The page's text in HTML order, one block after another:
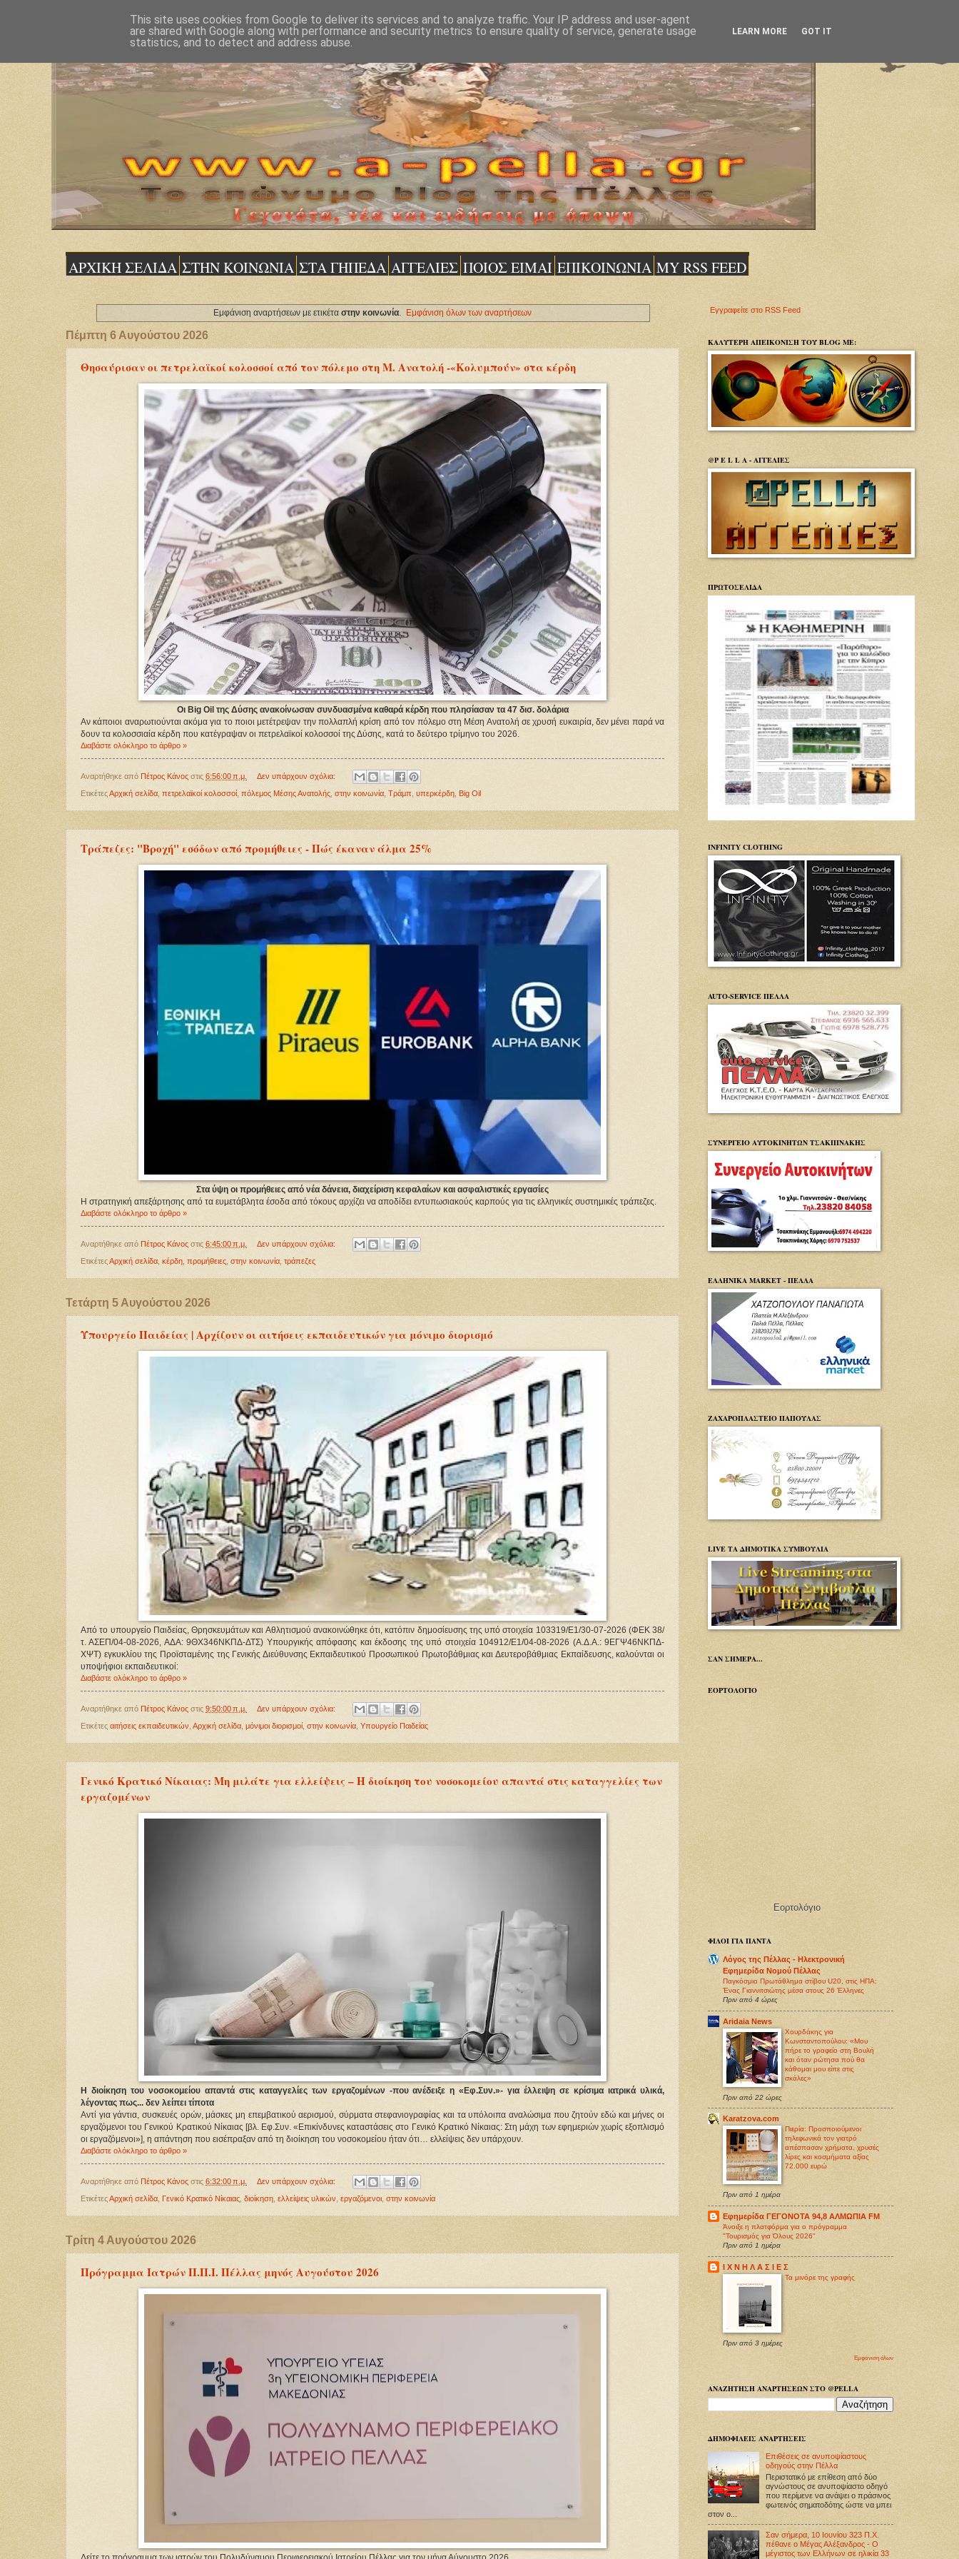
ΑΡΧΙΚΗ ΣΕΛΙΔΑ ΣΤΗΝ ΚΟΙΝΩΝΙΑ ΣΤΑ ΓΗΠΕΔΑ ΑΓΓΕΛΙΕΣ ΠΟΙΟΣ ΕΙΜΑΙ ΕΠΙΚΟΙΝΩΝΙΑ MY RSS FEED
Εμφάνιση αναρτήσεων με ετικέτα στην κοινωνία. Εμφάνιση όλων των αναρτήσεων
Πέμπτη 6 Αυγούστου 2026
Θησαύρισαν οι πετρελαϊκοί κολοσσοί από τον πόλεμο στη Μ. Ανατολή -«Κολυμπούν» στα κέρδη
Οι Big Oil της Δύσης ανακοίνωσαν συνδυασμένα καθαρά κέρδη που πλησίασαν τα 47 δισ. δολάρια
Αν κάποιοι αναρωτιούνται ακόμα για το ποιοι μετέτρεψαν την πολλαπλή κρίση από τον πόλεμο στη Μέση Ανατολή σε χρυσή ευκαιρία, δεν μένει παρά να
δουν τα κολοσσιαία κέρδη που κατέγραψαν οι πετρελαϊκοί κολοσσοί της Δύσης, κατά το δεύτερο τρίμηνο του 2026.
Διαβάστε ολόκληρο το άρθρο »
Αναρτήθηκε από Πέτρος Κάνος στις 6:56:00 π.μ. Δεν υπάρχουν σχόλια:
ΕτικέτεςΑρχική σελίδα πετρελαϊκοί κολοσσοί πόλεμος Μέσης Ανατολής στην κοινωνία Τράμπ υπερκέρδη Big Oil
Τράπεζες: "Βροχή" εσόδων από προμήθειες - Πώς έκαναν άλμα 25%
Στα ύψη οι προμήθειες από νέα δάνεια, διαχείριση κεφαλαίων και ασφαλιστικές εργασίες
Η στρατηγική απεξάρτησης από τα ευμετάβλητα έσοδα από τόκους αρχίζει να αποδίδει εντυπωσιακούς καρπούς για τις ελληνικές συστημικές τράπεζες.
Διαβάστε ολόκληρο το άρθρο »
Αναρτήθηκε από Πέτρος Κάνος στις 6:45:00 π.μ. Δεν υπάρχουν σχόλια:
ΕτικέτεςΑρχική σελίδα, κέρδη, προμήθειες, στην κοινωνία, τράπεζες
Τετάρτη 5 Αυγούστου 2026
Υπουργείο Παιδείας | Αρχίζουν οι αιτήσεις εκπαιδευτικών για μόνιμο διορισμό
Από το υπουργείο Παιδείας, Θρησκευμάτων και Αθλητισμού ανακοινώθηκε ότι, κατόπιν δημοσίευσης της υπό στοιχεία 103319/Ε1/30-07-2026 (ΦΕΚ 38/
τ. ΑΣΕΠ/04-08-2026, ΑΔΑ: 9ΘΧ346ΝΚΠΔ-ΔΤΣ) Υπουργικής απόφασης και έκδοσης της υπό στοιχεία 104912/Ε1/04-08-2026 (Α.Δ.Α.: 9ΕΓΨ46ΝΚΠΔ-
ΧΨΤ) εγκυκλίου της Προϊσταμένης της Γενικής Διεύθυνσης Εκπαιδευτικού Προσωπικού Πρωτοβάθμιας και Δευτεροβάθμιας Εκπαίδευσης, καλούνται οι
υποψήφιοι εκπαιδευτικοί:
Διαβάστε ολόκληρο το άρθρο »
Αναρτήθηκε από Πέτρος Κάνος στις 9:50:00 π.μ. Δεν υπάρχουν σχόλια:
Ετικέτες αιτήσεις εκπαιδευτικών Αρχική σελίδα μόνιμοι διορισμοί, στην κοινωνία Υπουργείο Παιδείας
Γενικό Κρατικό Νίκαιας: Μη μιλάτε για ελλείψεις – Η διοίκηση του νοσοκομείου απαντά στις καταγγελίες των
εργαζομένων
Η διοίκηση του νοσοκομείου απαντά στις καταγγελίες των εργαζομένων -που ανέδειξε η «Εφ.Συν.»- για έλλειψη σε κρίσιμα ιατρικά υλικά,
λέγοντας πως... δεν λείπει τίποτα
Αντί για γάντια, συσκευές ορών, μάσκες μη επεμβατικού αερισμού, σύρματα στεφανιογραφίας και τα υπόλοιπα αναλώσιμα που ζητούν εδώ και μήνες οι
εργαζόμενοι του Γενικού Κρατικού Νίκαιας [βλ. Εφ.Συν. «Επικίνδυνες καταστάσεις στο Γενικό Κρατικό Νίκαιας: Στη μάχη των εφημεριών χωρίς εξοπλισμό
οι εργαζόμενοι»], η απάντηση που εισέπραξαν από τη διοίκηση του νοσοκομείου ήταν ότι… ελλείψεις δεν υπάρχουν.
Διαβάστε ολόκληρο το άρθρο »
Αναρτήθηκε από Πέτρος Κάνος στις 6:32:00 π.μ. Δεν υπάρχουν σχόλια:
ΕτικέτεςΑρχική σελίδα Γενικό Κρατικό Νίκαιας διοίκηση ελλείψεις υλικών εργαζόμενοι στην κοινωνία
Τρίτη 4 Αυγούστου 2026
Πρόγραμμα Ιατρών Π.Π.Ι. Πέλλας μηνός Αυγούστου 2026
Εγγραφείτε στο RSS Feed
ΚΑΛΥΤΕΡΗ ΑΠΕΙΚΟΝΙΣΗ ΤΟΥ BLOG ΜΕ:
@P E L L A - ΑΓΓΕΛΙΕΣ
ΠΡΩΤΟΣΕΛΙΔΑ
INFINITY CLOTHING
AUTO-SERVICE ΠΕΛΛΑ
ΣΥΝΕΡΓΕΙΟ ΑΥΤΟΚΙΝΗΤΩΝ ΤΣΑΚΠΙΝΑΚΗΣ
ΕΛΛΗΝΙΚΑ MARKET - ΠΕΛΛΑ
ΖΑΧΑΡΟΠΛΑΣΤΕΙΟ ΠΑΠΟΥΛΑΣ
LIVE ΤΑ ΔΗΜΟΤΙΚΑ ΣΥΜΒΟΥΛΙΑ
ΣΑΝ ΣΗΜΕΡΑ...
ΕΟΡΤΟΛΟΓΙΟ
Εορτολόγιο
ΦΙΛΟΙ ΓΙΑ ΠΑΝΤΑ
Λόγος της Πέλλας - Ηλεκτρονική
Εφημερίδα Νομού Πέλλας
Παγκόσμιο Πρωτάθλημα στίβου U20, στις ΗΠΑ:
Ένας Γιαννιτσιώτης μέσα στους 26 Έλληνες
Πριν από 4 ώρες
Aridaia News
Χουρδάκης για
Κωνσταντοπούλου: «Μου
πήρε το γραφείο στη Βουλή
και όταν ρώτησα πού θα
κάθομαι μου είπε στις
σκάλες»
Πριν από 22 ώρες
Karatzova.com
Πιερία: Προσποιούμενοι
τηλεφωνικά τον γιατρό
απέσπασαν χρήματα, χρυσές
λίρες και κοσμήματα αξίας
72.000 ευρώ
Πριν από 1 ημέρα
Εφημερίδα ΓΕΓΟΝΟΤΑ 94,8 ΑΛΜΩΠΙΑ FM
Άνοιξε η πλατφόρμα για ο πρόγραμμα
"Τουρισμός για Όλους 2026"
Πριν από 1 ημέρα
Ι Χ Ν Η Λ Α Σ Ι Ε Σ
Τα μινόρε της γραφής
Πριν από 3 ημέρες
Εμφάνιση όλων
ΑΝΑΖΗΤΗΣΗ ΑΝΑΡΤΗΣΕΩΝ ΣΤΟ @PELLA
ΔΗΜΟΦΙΛΕΙΣ ΑΝΑΡΤΗΣΕΙΣ
Επιθέσεις σε ανυποψίαστους
οδηγούς στην Πέλλα
Περιστατικό με επίθεση από δύο
αγνώστους σε ανυποψίαστο οδηγό
που περίμενε να ανάψει ο πράσινος
φωτεινός σηματοδότης ώστε να μπει
στον ο...
Σαν σήμερα, 10 Ιουνίου 323 Π.Χ.
πέθανε ο Μέγας Αλέξανδρος - Ο
μέγιστος των Ελλήνων σε ηλικία 33
This site uses cookies from Google to deliver its services and to analyze traffic. Your IP address and user-agent
are shared with Google along with performance and security metrics to ensure quality of service, generate usage
statistics, and to detect and address abuse.
LEARN MORE GOT IT